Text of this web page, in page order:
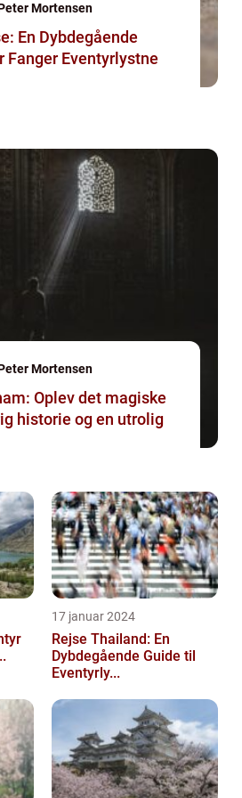
Mortensen
En Dybdegående
Fanger Eventyrlystne
Mortensen
Oplev det magiske
historie og en utrolig
17 januar 2024
Rejse Thailand: En
Dybdegående Guide til
Eventyrly...